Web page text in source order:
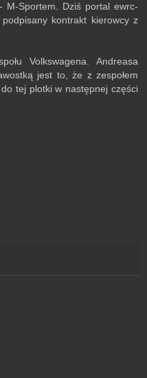
M-Sportem. Dziś portal ewrc-
kontrakt kierowcy z
Volkswagena. Andreasa
jest to, że z zespołem
tej plotki w następnej części